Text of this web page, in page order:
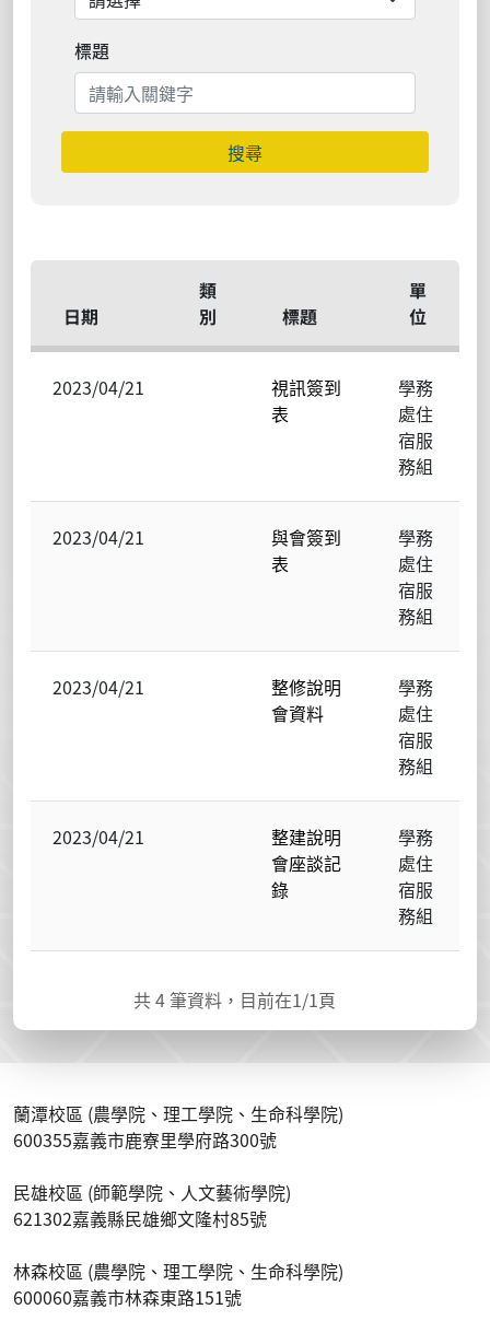
標題
搜尋
日期
類
別
標題
單
位
2023/04/21
視訊簽到
表
學務
處住
宿服
務組
2023/04/21
與會簽到
表
學務
處住
宿服
務組
2023/04/21
整修說明
會資料
學務
處住
宿服
務組
2023/04/21
整建說明
會座談記
錄
學務
處住
宿服
務組
共4 筆資料，目前在1/1頁
蘭潭校區 (農學院、理工學院、生命科學院)
600355嘉義市鹿寮里學府路300號
民雄校區 (師範學院、人文藝術學院)
621302嘉義縣民雄鄉文隆村85號
林森校區 (農學院、理工學院、生命科學院)
600060嘉義市林森東路151號